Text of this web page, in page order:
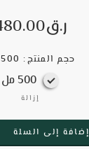
ر.ق
حجم المنتج 500 مل
500 مل
إزالة
إضافة إلى السلة